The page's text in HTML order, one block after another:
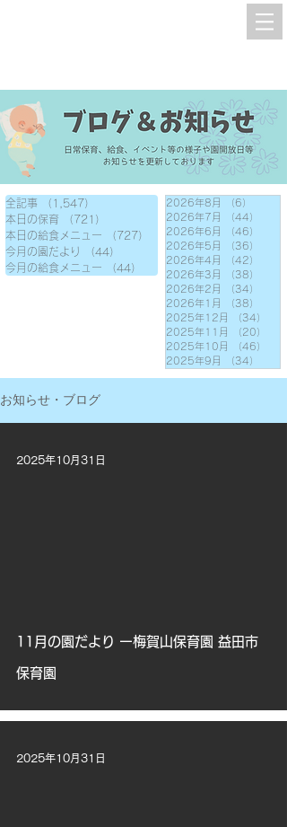
全記事 （1,547）
1,547件の記事
本日の保育
（721）
721件の記事
本日の給食メニュー
（727）
727件の記事
今月の園だより
（44）
44件の記事
今月の給食メニュー
（44） 44件の記事
2026年8月 （6）
2026年7月
（44）
2026年6月
（46）
2026年5月
（36）
2026年4月
（42）
2026年3月
（38）
2026年2月
（34）
2026年1月
（38）
2025年12月
（34）
2025年11月
（20）
2025年10月
（46）
2025年9月
（34）
お知らせ・ブログ
11月の園だより ー梅賀山保育園 益田市
保育園
2025年10月31日
2025年10月31日